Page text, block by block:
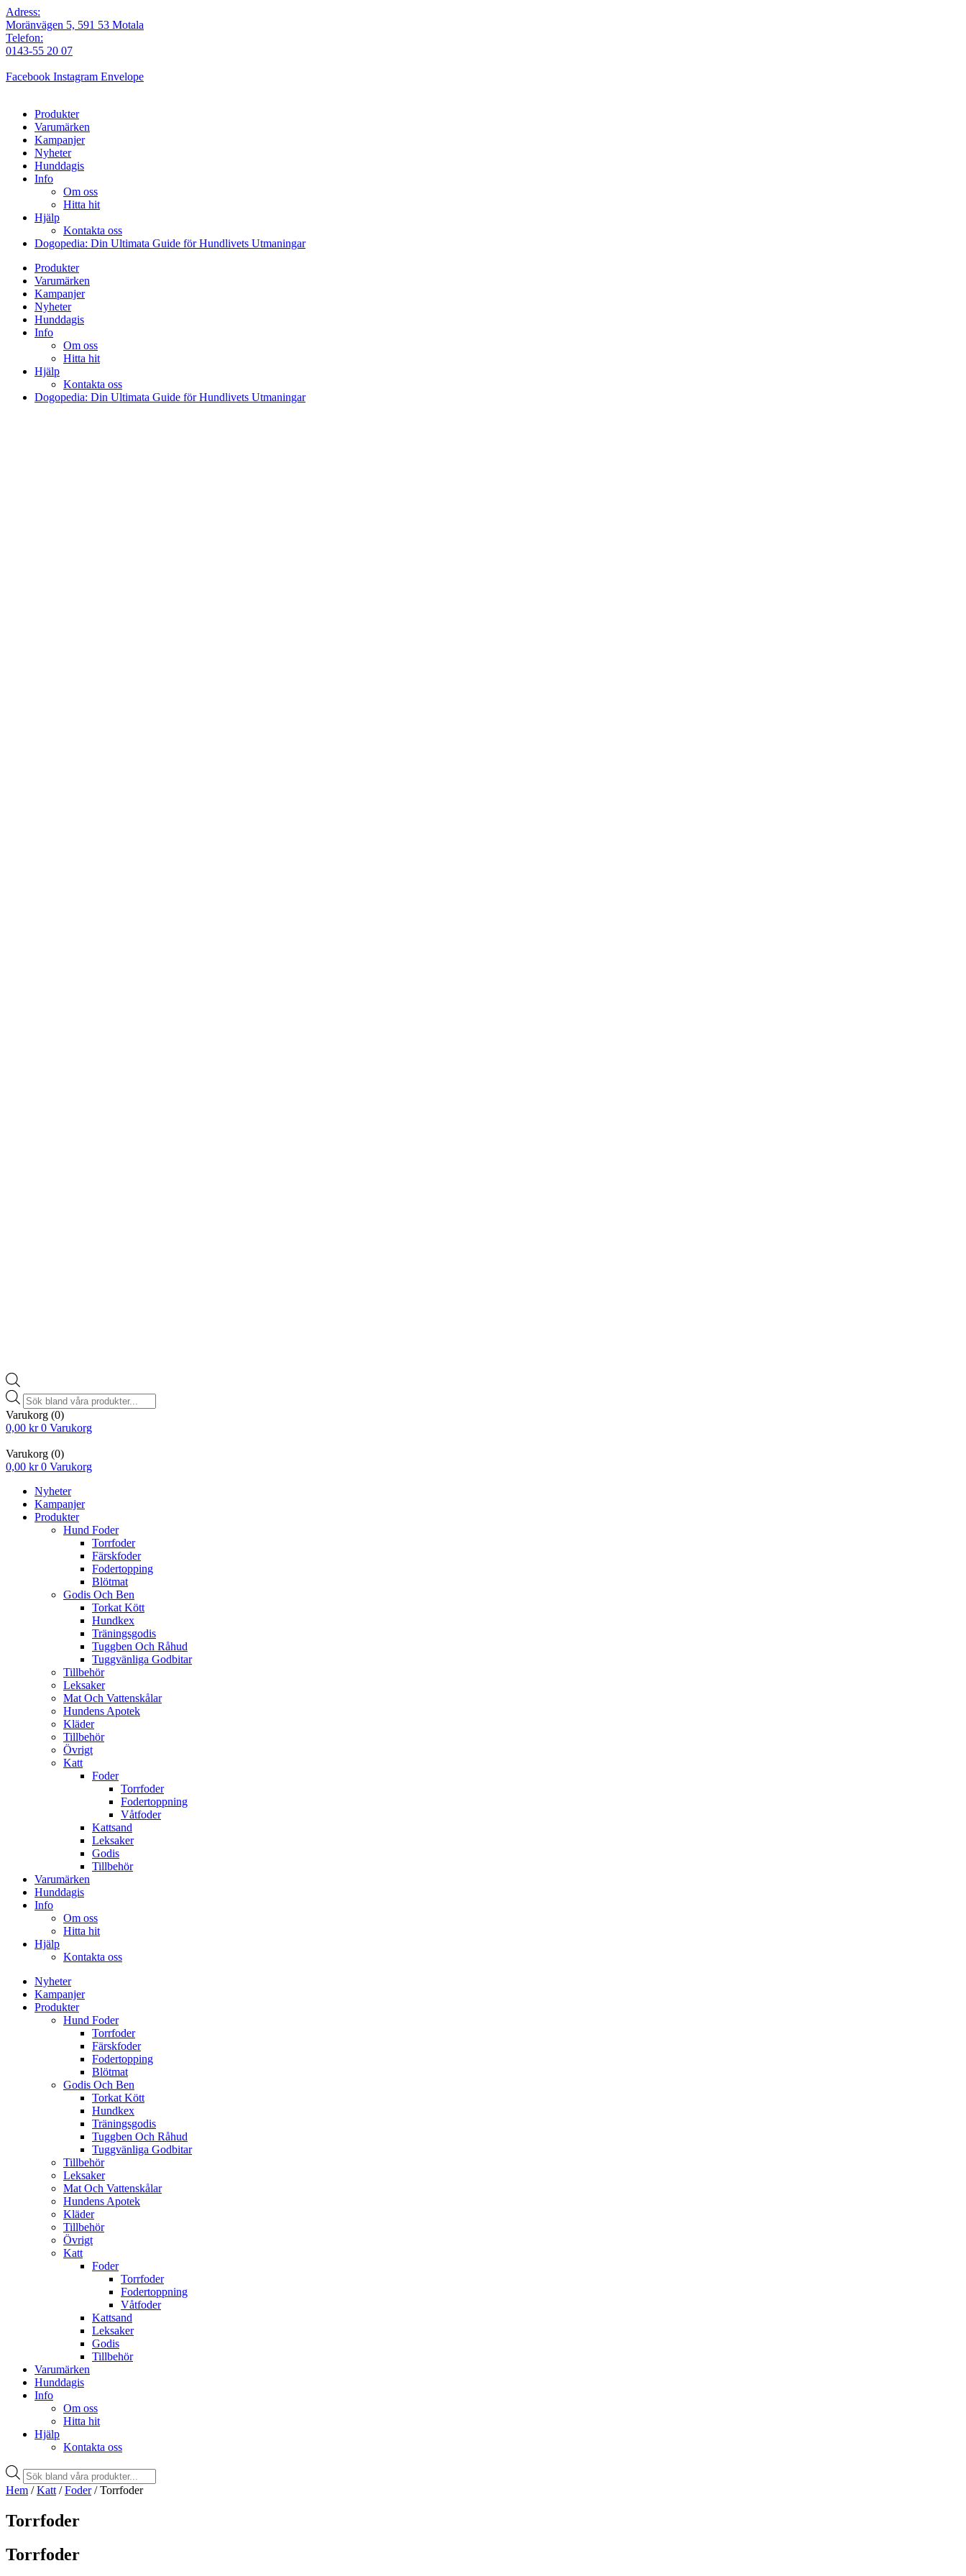
Adress:
Moränvägen 5, 591 53 Motala
Telefon:
0143-55 20 07
Facebook Instagram Envelope
Produkter
Varumärken
Kampanjer
Nyheter
Hunddagis
Info
Om oss
Hitta hit
Hjälp
Kontakta oss
Dogopedia: Din Ultimata Guide för Hundlivets Utmaningar
Produkter
Varumärken
Kampanjer
Nyheter
Hunddagis
Info
Om oss
Hitta hit
Hjälp
Kontakta oss
Dogopedia: Din Ultimata Guide för Hundlivets Utmaningar
Products
search
Varukorg (0)
0,00 kr 0 Varukorg
Varukorg (0)
0,00 kr 0 Varukorg
Nyheter
Kampanjer
Produkter
Hund Foder
Torrfoder
Färskfoder
Fodertopping
Blötmat
Godis Och Ben
Torkat Kött
Hundkex
Träningsgodis
Tuggben Och Råhud
Tuggvänliga Godbitar
Tillbehör
Leksaker
Mat Och Vattenskålar
Hundens Apotek
Kläder
Tillbehör
Övrigt
Katt
Foder
Torrfoder
Fodertoppning
Våtfoder
Kattsand
Leksaker
Godis
Tillbehör
Varumärken
Hunddagis
Info
Om oss
Hitta hit
Hjälp
Kontakta oss
Nyheter
Kampanjer
Produkter
Hund Foder
Torrfoder
Färskfoder
Fodertopping
Blötmat
Godis Och Ben
Torkat Kött
Hundkex
Träningsgodis
Tuggben Och Råhud
Tuggvänliga Godbitar
Tillbehör
Leksaker
Mat Och Vattenskålar
Hundens Apotek
Kläder
Tillbehör
Övrigt
Katt
Foder
Torrfoder
Fodertoppning
Våtfoder
Kattsand
Leksaker
Godis
Tillbehör
Varumärken
Hunddagis
Info
Om oss
Hitta hit
Hjälp
Kontakta oss
Products
search
Hem /Katt /Foder/ Torrfoder
Torrfoder
Torrfoder